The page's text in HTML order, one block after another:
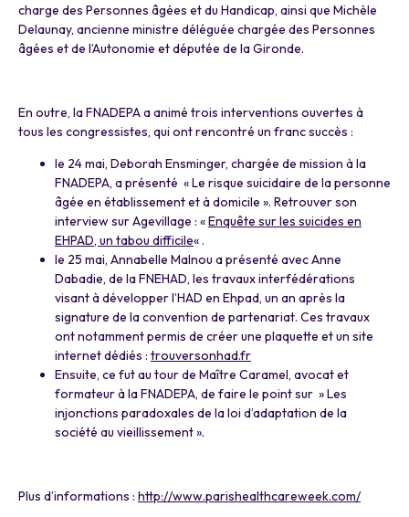
charge des Personnes âgées et du Handicap, ainsi que Michèle
Delaunay, ancienne ministre déléguée chargée des Personnes
âgées et de l’Autonomie et députée de la Gironde.
En outre, la FNADEPA a animé trois interventions ouvertes à
tous les congressistes, qui ont rencontré un franc succès :
le 24 mai, Deborah Ensminger, chargée de mission à la
FNADEPA, a présenté « Le risque suicidaire de la personne
âgée en établissement et à domicile ». Retrouver son
interview sur Agevillage : «Enquête sur les suicides en
EHPAD, un tabou difficile« .
le 25 mai, Annabelle Malnou a présenté avec Anne
Dabadie, de la FNEHAD, les travaux interfédérations
visant à développer l’HAD en Ehpad, un an après la
signature de la convention de partenariat. Ces travaux
ont notamment permis de créer une plaquette et un site
internet dédiés : trouversonhad.fr
Ensuite, ce fut au tour de Maître Caramel, avocat et
formateur à la FNADEPA, de faire le point sur » Les
injonctions paradoxales de la loi d’adaptation de la
société au vieillissement ».
Plus d’informations : http://www.parishealthcareweek.com/